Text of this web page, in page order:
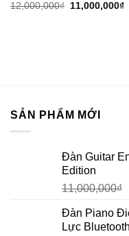
12,000,000₫ 11,000,000₫
SẢN PHẨM MỚI
Đàn Guitar
Edition
11,000,000₫
Đàn Piano
Lực